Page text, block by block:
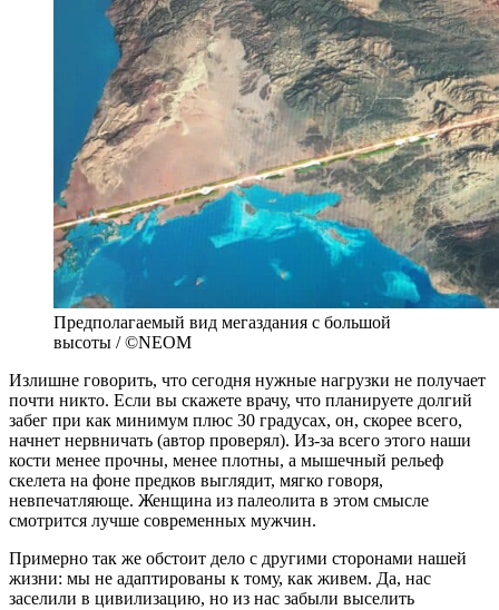
Предполагаемый вид мегаздания с большой
высоты / ©NEOM
Излишне говорить, что сегодня нужные нагрузки не получает
почти никто. Если вы скажете врачу, что планируете долгий
забег при как минимум плюс 30 градусах, он, скорее всего,
начнет нервничать (автор проверял). Из-за всего этого наши
кости менее прочны, менее плотны, а мышечный рельеф
скелета на фоне предков выглядит, мягко говоря,
невпечатляюще. Женщина из палеолита в этом смысле
смотрится лучше современных мужчин.
Примерно так же обстоит дело с другими сторонами нашей
жизни: мы не адаптированы к тому, как живем. Да, нас
заселили в цивилизацию, но из нас забыли выселить